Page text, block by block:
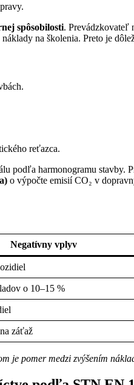
spôsobilosti. Prevádzkovateľ
náklady na školenia. Preto je
reťazca.
podľa harmonogramu stavby.
o výpočte emisií CO₂ v
Negatívny vplyv
o 10–15 %
záťaž
je pomer medzi zvýšením